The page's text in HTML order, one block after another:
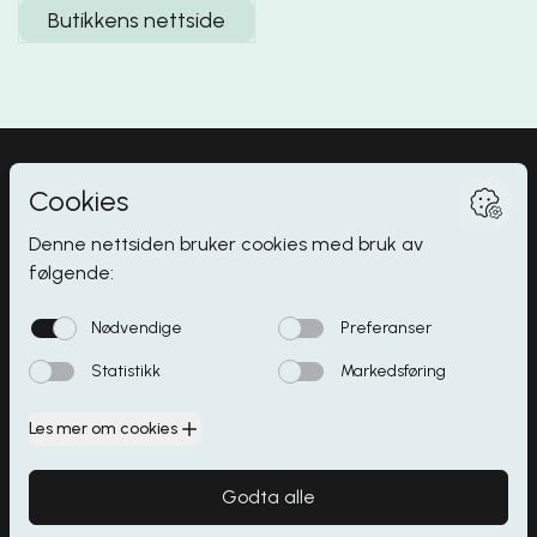
Butikkens nettside
Myrdalsvegen 2,5130 Nyborg
Åpningstider
Spisesteder